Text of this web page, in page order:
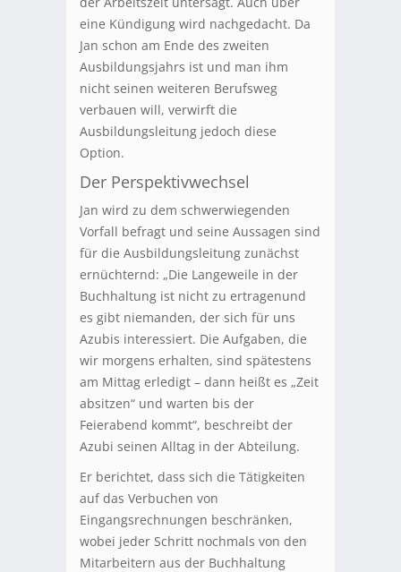
eine Kündigung wird nachgedacht. Da
Jan schon am Ende des zweiten
Ausbildungsjahrs ist und man ihm
nicht seinen weiteren Berufsweg
verbauen will, verwirft die
Ausbildungsleitung jedoch diese
Option.
Der Perspektivwechsel
Jan wird zu dem schwerwiegenden
Vorfall befragt und seine Aussagen sind
für die Ausbildungsleitung zunächst
ernüchternd: „Die Langeweile in der
Buchhaltung ist nicht zu ertragenund
es gibt niemanden, der sich für uns
Azubis interessiert. Die Aufgaben, die
wir morgens erhalten, sind spätestens
am Mittag erledigt – dann heißt es „Zeit
absitzen“ und warten bis der
Feierabend kommt“, beschreibt der
Azubi seinen Alltag in der Abteilung.
Er berichtet, dass sich die Tätigkeiten
auf das Verbuchen von
Eingangsrechnungen beschränken,
wobei jeder Schritt nochmals von den
Mitarbeitern aus der Buchhaltung